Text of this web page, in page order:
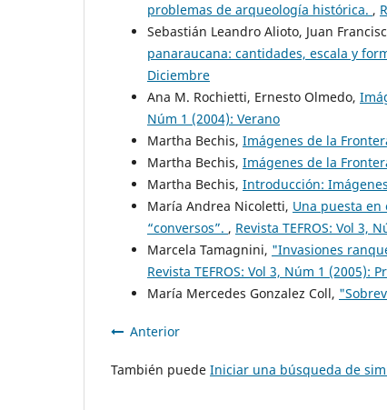
problemas de arqueología histórica. ,
Sebastián Leandro Alioto, Juan
panaraucana: cantidades, escala y
Diciembre
Ana M. Rochietti, Ernesto Olmedo,
Núm 1 (2004): Verano
Martha Bechis, Imágenes de la
Martha Bechis, Imágenes de la
Martha Bechis, Introducción:
María Andrea Nicoletti, Una puesta en
“conversos”. , Revista TEFROS: Vol 3,
Marcela Tamagnini, "Invasiones
Revista TEFROS: Vol 3, Núm 1 (2005):
María Mercedes Gonzalez Coll,
Anterior
También puede Iniciar una búsqueda de